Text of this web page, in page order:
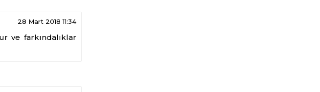
28 Mart 2018 11:34
ve farkındalıklar